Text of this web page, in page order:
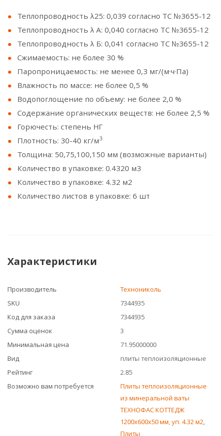
Теплопроводность λ25: 0,039 согласно ТС №3655-12
Теплопроводность λ А: 0,040 согласно ТС №3655-12
Теплопроводность λ Б: 0,041 согласно ТС №3655-12
Сжимаемость: не более 30 %
Паропроницаемость: не менее 0,3 мг/(м·ч·Па)
Влажность по массе: не более 0,5 %
Водопоглощение по объему: не более 2,0 %
Содержание органических веществ: не более 2,5 %
Горючесть: степень НГ
Плотность: 30-40 кг/м3
Толщина: 50,75,100,150 мм (возможные варианты)
Количество в упаковке: 0.4320 м3
Количество в упаковке: 4.32 м2
Количество листов в упаковке: 6 шт
Характеристики
Производитель
Технониколь
SKU
7344935
Код для заказа
7344935
Сумма оценок
3
Минимальная цена
71.95000000
Вид
плиты теплоизоляционные
Рейтинг
2.85
Возможно вам потребуется
Плиты теплоизоляционные
из минеральной ваты
ТЕХНОФАС КОТТЕДЖ
1200х600х50 мм, уп. 4.32 м2,
Плиты